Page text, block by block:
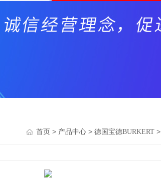
首页 > 产品中心 > 德国宝德BURKERT >